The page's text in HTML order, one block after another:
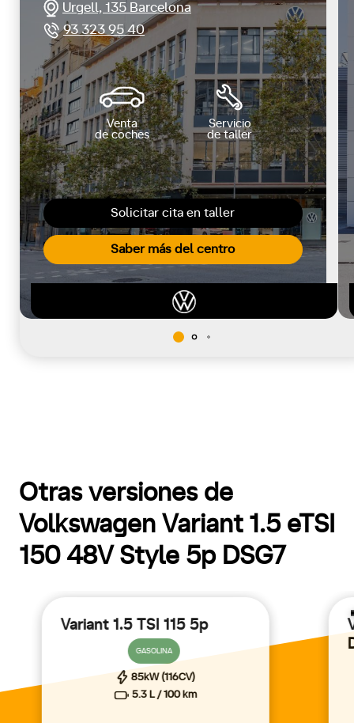
Solicitar cita en taller
Saber más del centro
Urgell, 135 Barcelona
93 323 95 40
Venta
de coches
Servicio
de taller
Otras versiones de
Volkswagen Variant 1.5 eTSI
150 48V Style 5p DSG7
Variant 1.5 TSI 115 5p
GASOLINA
85kW (116CV)
5.3 L / 100 km